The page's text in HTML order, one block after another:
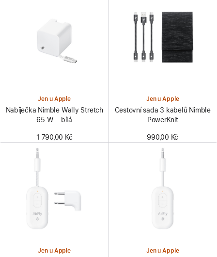
Jen u Apple
Nabíječka Nimble Wally Stretch
65 W – bílá
1 790,00 Kč
Jen u Apple
Cestovní sada 3 kabelů Nimble
PowerKnit
990,00 Kč
Jen u Apple Jen u Apple